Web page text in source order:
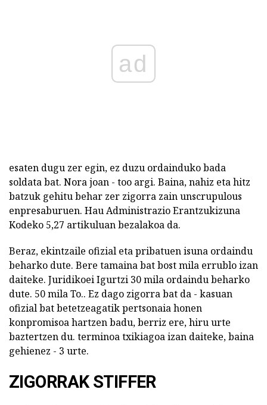
ad
esaten dugu zer egin, ez duzu ordainduko bada
soldata bat. Nora joan - too argi. Baina, nahiz eta hitz
batzuk gehitu behar zer zigorra zain unscrupulous
enpresaburuen. Hau Administrazio Erantzukizuna
Kodeko 5,27 artikuluan bezalakoa da.
Beraz, ekintzaile ofizial eta pribatuen isuna ordaindu
beharko dute. Bere tamaina bat bost mila errublo izan
daiteke. Juridikoei Igurtzi 30 mila ordaindu beharko
dute. 50 mila To.. Ez dago zigorra bat da - kasuan
ofizial bat betetzeagatik pertsonaia honen
konpromisoa hartzen badu, berriz ere, hiru urte
baztertzen du. terminoa txikiagoa izan daiteke, baina
gehienez - 3 urte.
ZIGORRAK STIFFER